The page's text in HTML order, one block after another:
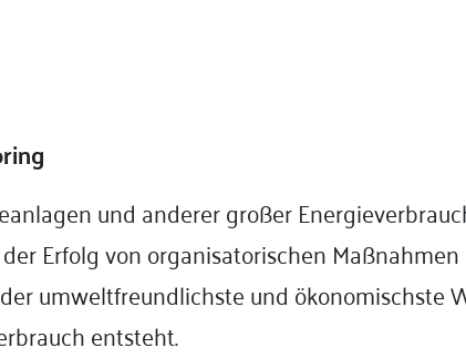
und anderer großer
Erfolg von organisatorischen
umweltfreundlichste und ökonomischste
entsteht.